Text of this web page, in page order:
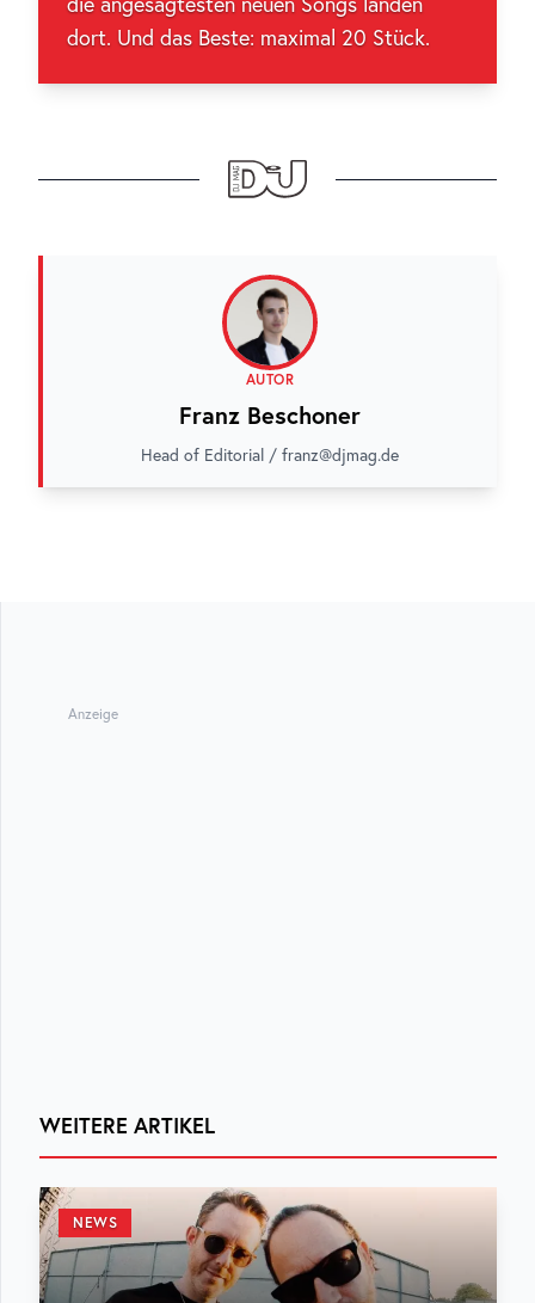
dort. Und das Beste: maximal 20 Stück.
AUTOR
Franz Beschoner
Head of Editorial / franz@djmag.de
Anzeige
WEITERE ARTIKEL
NEWS